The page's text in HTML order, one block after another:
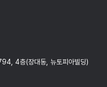
4층(장대동, 뉴토피아빌딩)